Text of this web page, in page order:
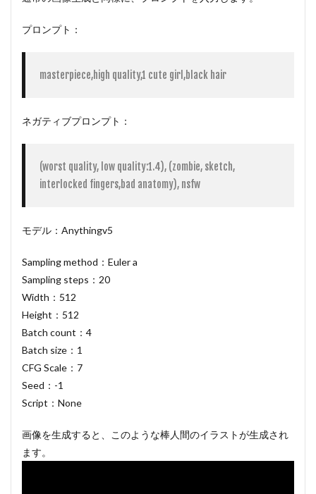
プロンプト：
masterpiece,high quality,1 cute girl,black hair
ネガティブプロンプト：
(worst quality, low quality:1.4), (zombie, sketch,
モデル：Anythingv5
Sampling method：Euler a
Sampling steps：20
Width：512
Height：512
Batch count：4
Batch size：1
CFG Scale：7
Seed：-1
Script：None
画像を生成すると、このような棒人間のイラストが生成され
ます。